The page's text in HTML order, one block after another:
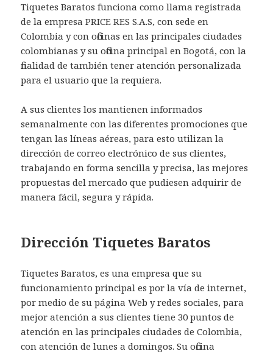
Tiquetes Baratos funciona como llama registrada
de la empresa PRICE RES S.A.S, con sede en
Colombia y con oficinas en las principales ciudades
colombianas y su oficina principal en Bogotá, con la
finalidad de también tener atención personalizada
para el usuario que la requiera.
A sus clientes los mantienen informados
semanalmente con las diferentes promociones que
tengan las líneas aéreas, para esto utilizan la
dirección de correo electrónico de sus clientes,
trabajando en forma sencilla y precisa, las mejores
propuestas del mercado que pudiesen adquirir de
manera fácil, segura y rápida.
Dirección Tiquetes Baratos
Tiquetes Baratos, es una empresa que su
funcionamiento principal es por la vía de internet,
por medio de su página Web y redes sociales, para
mejor atención a sus clientes tiene 30 puntos de
atención en las principales ciudades de Colombia,
con atención de lunes a domingos. Su oficina